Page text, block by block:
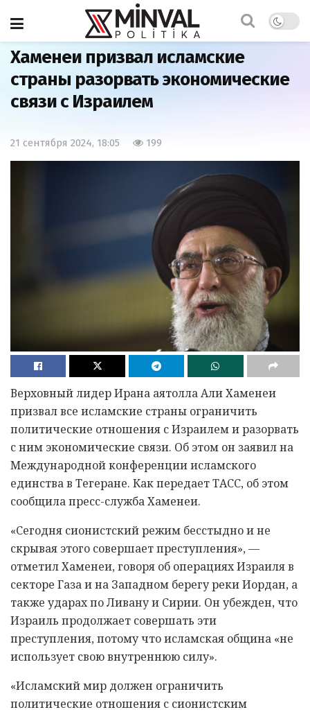
Главная
Хаменеи призвал исламские
страны разорвать экономические
связи с Израилем
21 сентября 2024, 18:05 199
Верховный лидер Ирана аятолла Али Хаменеи
призвал все исламские страны ограничить
политические отношения с Израилем и разорвать
с ним экономические связи. Об этом он заявил на
Международной конференции исламского
единства в Тегеране. Как передает ТАСС, об этом
сообщила пресс-служба Хаменеи.
«Сегодня сионистский режим бесстыдно и не
скрывая этого совершает преступления», —
отметил Хаменеи, говоря об операциях Израиля в
секторе Газа и на Западном берегу реки Иордан, а
также ударах по Ливану и Сирии. Он убежден, что
Израиль продолжает совершать эти
преступления, потому что исламская община «не
использует свою внутреннюю силу».
«Исламский мир должен ограничить
политические отношения с сионистским